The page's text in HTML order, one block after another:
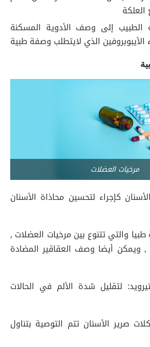
الطبيب إلى وصف الأدوية المسكنة
الأيبوبروفين الذي لايتطلب وصفة طبية
مرخيات العضلات
الأسنان كإجراء لتحسين محاذاة الأسنان
طبيا والتي تتنوع بين مرخيات العضلات ,
, ويمكن أيضا وصف العقاقير المضادة
لتقليل شدة الألم في الحالات
صرير الأسنان تتم التوصية بتناول